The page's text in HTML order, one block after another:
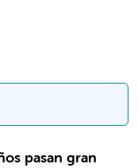
pasan gran